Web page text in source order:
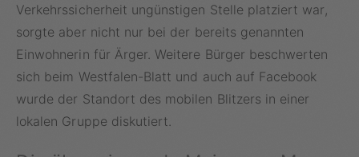
Verkehrssicherheit ungünstigen Stelle platziert war,
sorgte aber nicht nur bei der bereits genannten
Einwohnerin für Ärger. Weitere Bürger beschwerten
sich beim Westfalen-Blatt und auch auf Facebook
wurde der Standort des mobilen Blitzers in einer
lokalen Gruppe diskutiert.